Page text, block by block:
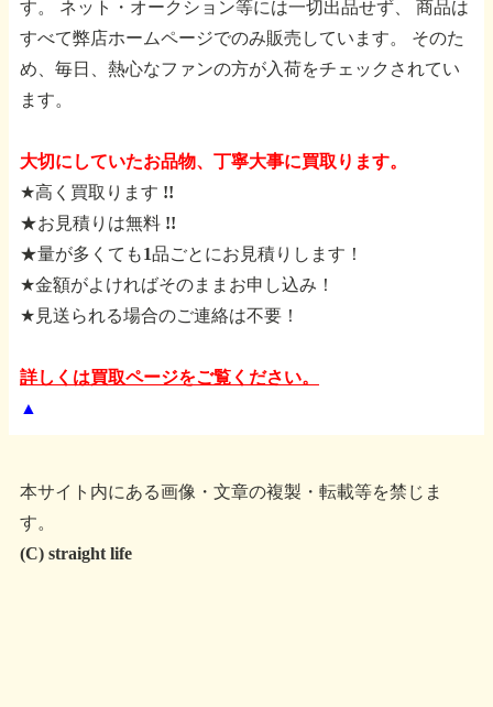
す。
ネット・オークション等には一切出品せず、
商品は
すべて弊店ホームページでのみ販売しています。
そのた
め、毎日、熱心なファンの方が入荷をチェックされてい
ます。
大切にしていたお品物、丁寧大事に買取ります。
★高く買取ります !!
★お見積りは無料 !!
★量が多くても1品ごとにお見積りします！
★金額がよければそのままお申し込み！
★見送られる場合のご連絡は不要！
詳しくは買取ページをご覧ください。
▲
本サイト内にある画像・文章の複製・転載等を禁じま
す。
(C) straight life